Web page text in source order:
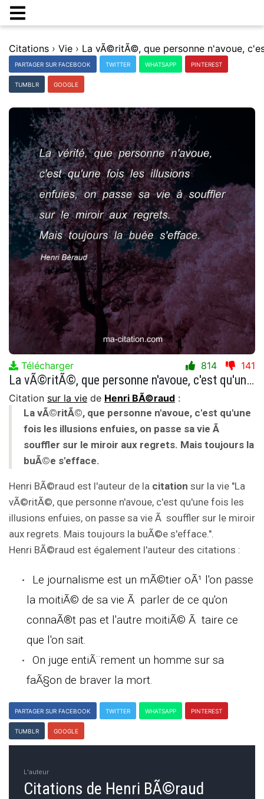
Citations › Vie ›
PARTAGER SUR FACEBOOK TWITTER WHATSAPP PINTEREST
TUMBLR GOOGLE
Télécharger 814 141
La vÃ©ritÃ©, que personne n'avoue, c'est qu'une fois les illusions enfuies, on passe sa vie Ã souffler sur le miroir aux regrets. Mais toujours la buÃ©e s'efface.
Citation sur la vie de Henri BÃ©raud :
La vÃ©ritÃ©, que personne n'avoue, c'est qu'une
fois les illusions enfuies, on passe sa vie Ã
souffler sur le miroir aux regrets. Mais toujours la
buÃ©e s'efface.
Henri BÃ©raud est l'auteur de la citation sur la vie "La
vÃ©ritÃ©, que personne n'avoue, c'est qu'une fois les
illusions enfuies, on passe sa vie Ã souffler sur le miroir
aux regrets. Mais toujours la buÃ©e s'efface.".
Henri BÃ©raud est également l'auteur des citations :
Le journalisme est un mÃ©tier oÃ¹ l'on passe
la moitiÃ© de sa vie Ã parler de ce qu'on
connaÃ®t pas et l'autre moitiÃ© Ã taire ce
que l'on sait.
On juge entiÃ¨rement un homme sur sa
faÃ§on de braver la mort.
PARTAGER SUR FACEBOOK TWITTER WHATSAPP PINTEREST
TUMBLR GOOGLE
L'auteur
Citations de Henri BÃ©raud